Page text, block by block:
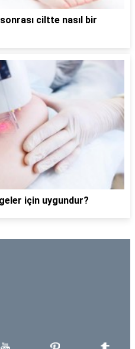
ciltte nasıl bir
için uygundur?